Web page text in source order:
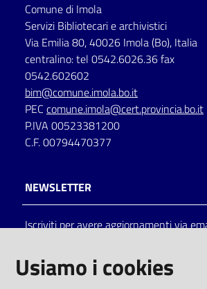
Seguici
su
on line
Comune di Imola
Servizi Bibliotecari e archivistici
Via Emilia 80, 40026 Imola (Bo), Italia
centralino: tel 0542.6026.36 fax
0542.602602
bim@comune.imola.bo.it
PEC comune.imola@cert.provincia.bo.it
P.IVA 00523381200
C.F. 00794470377
NEWSLETTER
Iscriviti per avere aggiornamenti via
Usiamo i cookies